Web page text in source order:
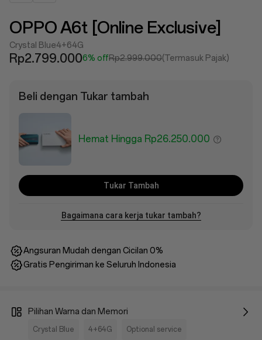
OPPO A6t [Online Exclusive]
Crystal Blue4+64G
Rp2.799.0006% offRp2.999.000(Termasuk Pajak)
Beli dengan Tukar tambah
Hemat Hingga Rp26.250.000
Tukar Tambah
Bagaimana cara kerja tukar tambah?
Angsuran Mudah dengan Cicilan 0%
Gratis Pengiriman ke Seluruh Indonesia
Pilihan Warna dan Memori
Crystal Blue 4+64G Optional service